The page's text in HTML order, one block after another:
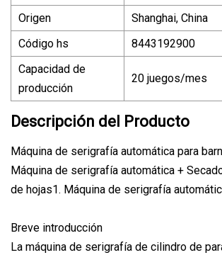
Origen
Shanghai, China
Código hs
8443192900
Capacidad de
producción
20 juegos/mes
Descripción del Producto
Máquina de serigrafía automática para
Máquina de serigrafía automática +
de hojas1. Máquina de serigrafía
Breve introducción
La máquina de serigrafía de cilindro de